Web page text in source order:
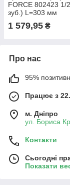
FORCE 802423 1/
зуб.) L=303 мм
1 579,95 ₴
Про нас
95%
Працює з
м. Дніпро
ул. Бориса
Контакти
Сьогодні
Показати